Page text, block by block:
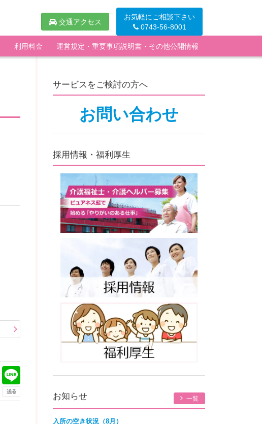
交通アクセス
お気軽にご相談下さい
0743-56-8001
利用料金 運営規定・重要事項説明書・その他公開情報
サービスをご検討の方へ
お問い合わせ
採用情報・福利厚生
お知らせ 一覧
入所の空き状況（8月）